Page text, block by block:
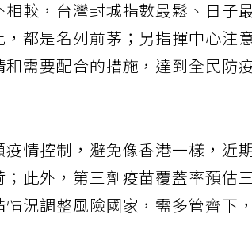
較，台灣封城指數最鬆、日子
都是名列前茅；另指揮中心注
需要配合的措施，達到全民防
情控制，避免像香港一樣，近
此外，第三劑疫苗覆蓋率預估
況調整風險國家，需多管齊下